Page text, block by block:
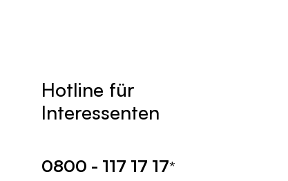
Hotline für
Interessenten
0800 - 117 17 17*